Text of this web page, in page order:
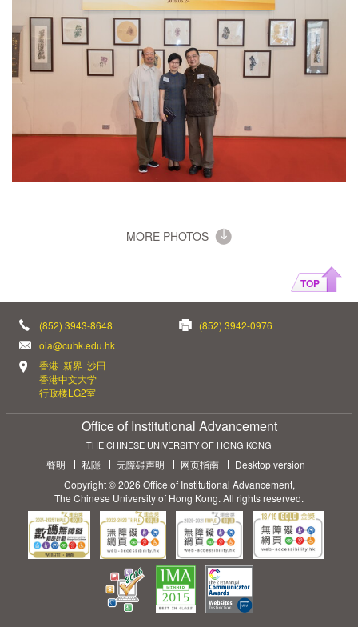
MORE PHOTOS
TOP
(852) 3943-8648
(852) 3942-0976
oia@cuhk.edu.hk
香港 新界 沙田
香港中文大学
行政楼LG2室
Office of Institutional Advancement
THE CHINESE UNIVERSITY OF HONG KONG
聲明 私隱 无障碍声明 网页指南
Desktop version
Copyright © 2026 Office of Institutional Advancement,
The Chinese University of Hong Kong. All rights reserved.